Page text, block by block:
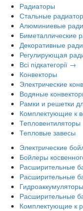
Радиаторы
Стальные
Алюминиевые
Биметаллические
Декоративные
Регулирующая
Всі підкатегорії →
Конвекторы
Электрические
Водяные
Рамки и решетки
Комплектующие к
Тепловентиляторы
Тепловые завесы
Электрические
Бойлеры
Расширительные
Расширительные
Расширительные
Комплектующие к